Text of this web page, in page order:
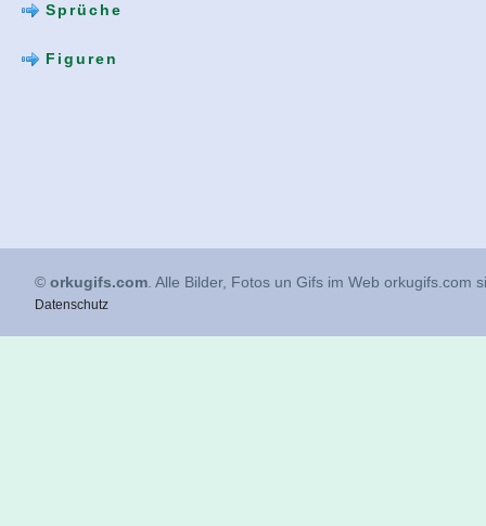
Sprüche
Figuren
© orkugifs.com . Alle Bilder, Fotos un Gifs im Web
Datenschutz